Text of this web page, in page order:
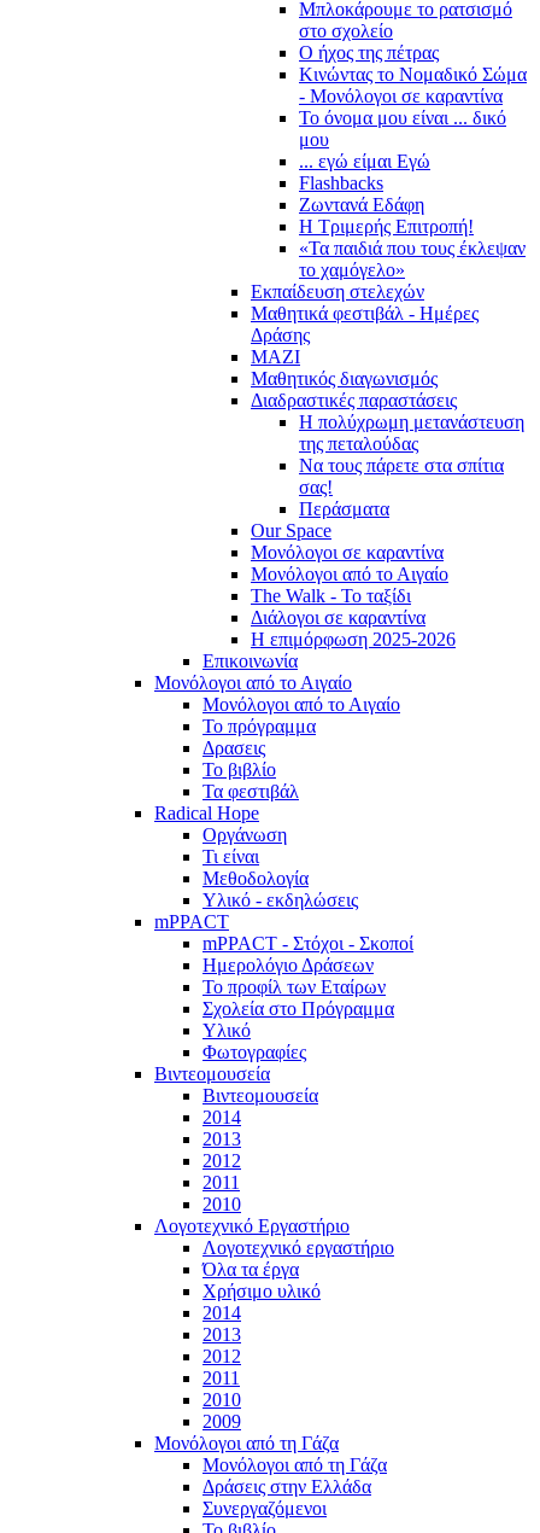
Μπλοκάρουμε το ρατσισμό
στο σχολείο
Ο ήχος της πέτρας
Κινώντας το Νομαδικό Σώμα
- Μονόλογοι σε καραντίνα
Το όνομα μου είναι ... δικό
μου
... εγώ είμαι Εγώ
Flashbacks
Ζωντανά Εδάφη
Η Τριμερής Επιτροπή!
«Τα παιδιά που τους έκλεψαν
το χαμόγελο»
Εκπαίδευση στελεχών
Μαθητικά φεστιβάλ - Ημέρες
Δράσης
ΜΑΖΙ
Μαθητικός διαγωνισμός
Διαδραστικές παραστάσεις
Η πολύχρωμη μετανάστευση
της πεταλούδας
Να τους πάρετε στα σπίτια
σας!
Περάσματα
Our Space
Μονόλογοι σε καραντίνα
Μονόλογοι από το Αιγαίο
The Walk - Το ταξίδι
Διάλογοι σε καραντίνα
Η επιμόρφωση 2025-2026
Επικοινωνία
Μονόλογοι από το Αιγαίο
Μονόλογοι από το Αιγαίο
Το πρόγραμμα
Δρασεις
Το βιβλίο
Τα φεστιβάλ
Radical Hope
Οργάνωση
Τι είναι
Μεθοδολογία
Υλικό - εκδηλώσεις
mPPACT
mPPACT - Στόχοι - Σκοποί
Ημερολόγιο Δράσεων
Το προφίλ των Εταίρων
Σχολεία στο Πρόγραμμα
Υλικό
Φωτογραφίες
Βιντεομουσεία
Βιντεομουσεία
2014
2013
2012
2011
2010
Λογοτεχνικό Εργαστήριο
Λογοτεχνικό εργαστήριο
Όλα τα έργα
Χρήσιμο υλικό
2014
2013
2012
2011
2010
2009
Μονόλογοι από τη Γάζα
Μονόλογοι από τη Γάζα
Δράσεις στην Ελλάδα
Συνεργαζόμενοι